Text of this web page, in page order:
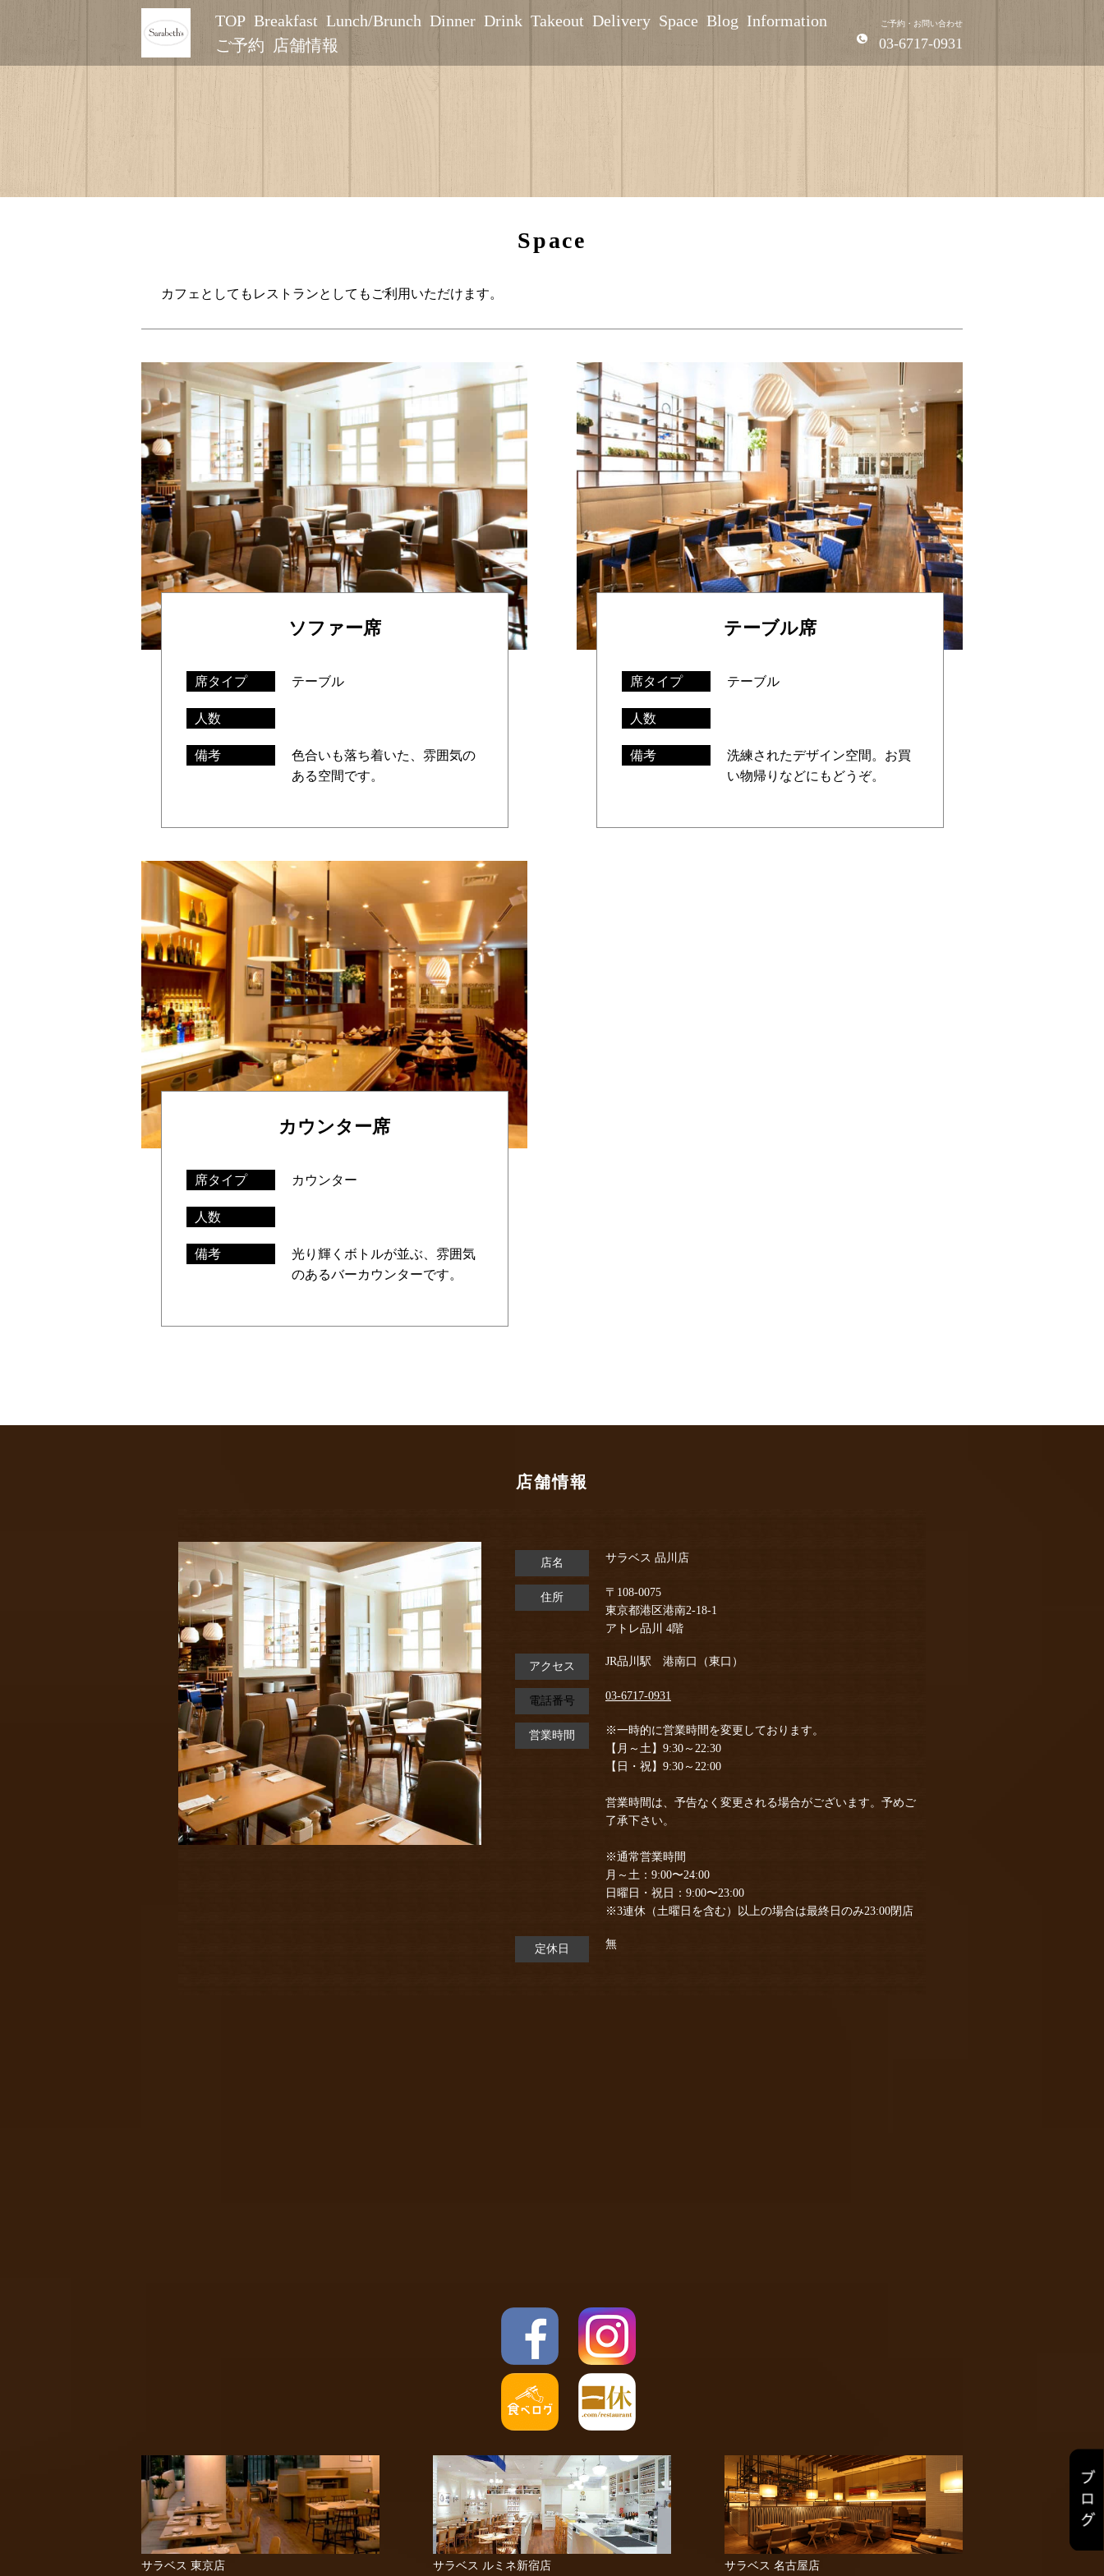
ご予約・お問い合わせ
03-6717-0931
TOP Breakfast Lunch/Brunch Dinner Drink Takeout Delivery Space Blog Information
ご予約
店舗情報
Space
カフェとしてもレストランとしてもご利用いただけます。
ソファー席
席タイプ テーブル
人数
備考
色合いも落ち着いた、雰囲気の
ある空間です。
テーブル席
席タイプ テーブル
人数
備考
洗練されたデザイン空間。お買
い物帰りなどにもどうぞ。
カウンター席
席タイプ カウンター
人数
備考
光り輝くボトルが並ぶ、雰囲気
のあるバーカウンターです。
店舗情報
店名 サラベス 品川店
住所
〒108-0075
東京都港区港南2-18-1
アトレ品川 4階
アクセス JR品川駅 港南口（東口）
電話番号 03-6717-0931
営業時間
※一時的に営業時間を変更しております。
【月～土】9:30～22:30
【日・祝】9:30～22:00
営業時間は、予告なく変更される場合がございます。予めご
了承下さい。
※通常営業時間
月～土：9:00〜24:00
日曜日・祝日：9:00〜23:00
※3連休（土曜日を含む）以上の場合は最終日のみ23:00閉店
定休日 無
サラベス 東京店 サラベス ルミネ新宿店 サラベス 名古屋店